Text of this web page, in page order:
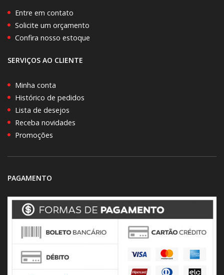
Entre em contato
Solicite um orçamento
Confira nosso estoque
SERVIÇOS AO CLIENTE
Minha conta
Histórico de pedidos
Lista de desejos
Receba novidades
Promoções
PAGAMENTO